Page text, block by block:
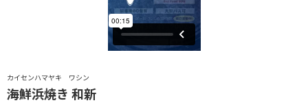
カイセンハマヤキ ワシン
海鮮浜焼き 和新